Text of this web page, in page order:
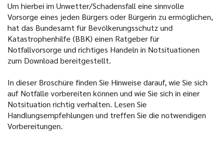
Um hierbei im Unwetter/Schadensfall eine sinnvolle
Vorsorge eines jeden Bürgers oder Bürgerin zu ermöglichen,
hat das Bundesamt für Bevölkerungsschutz und
Katastrophenhilfe (BBK) einen Ratgeber für
Notfallvorsorge und richtiges Handeln in Notsituationen
zum Download bereitgestellt.
In dieser Broschüre finden Sie Hinweise darauf, wie Sie sich
auf Notfälle vorbereiten können und wie Sie sich in einer
Notsituation richtig verhalten. Lesen Sie
Handlungsempfehlungen und treffen Sie die notwendigen
Vorbereitungen.